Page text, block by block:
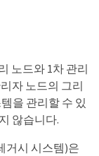
노드와 1차 관리
자 노드의 그리
을 관리할 수 있
않습니다.
거시 시스템)은